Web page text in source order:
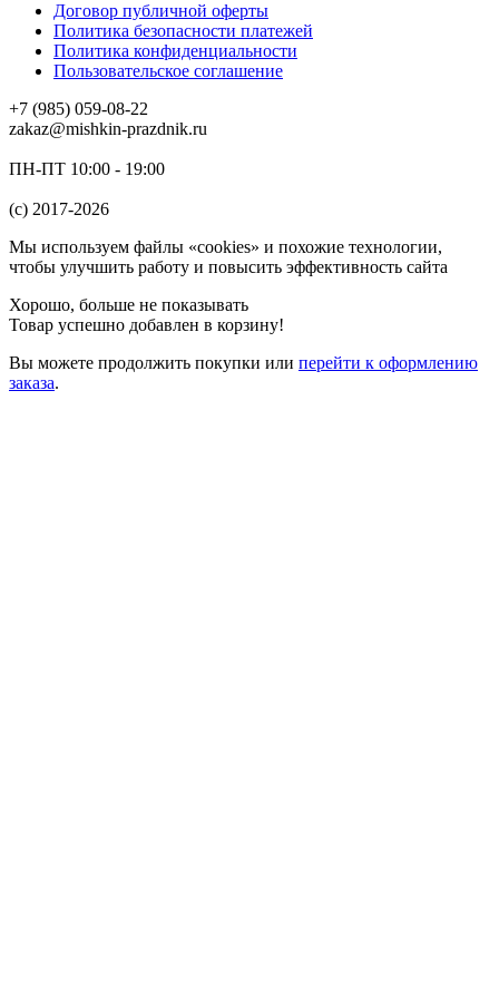
Договор публичной оферты
Политика безопасности платежей
Политика конфиденциальности
Пользовательское соглашение
+7 (985) 059-08-22
zakaz@mishkin-prazdnik.ru
ПН-ПТ 10:00 - 19:00
(c) 2017-2026
Мы используем файлы «cookies» и похожие технологии,
чтобы улучшить работу и повысить эффективность сайта
Хорошо, больше не показывать
Товар успешно добавлен в корзину!
Вы можете продолжить покупки или перейти к оформлению
заказа.